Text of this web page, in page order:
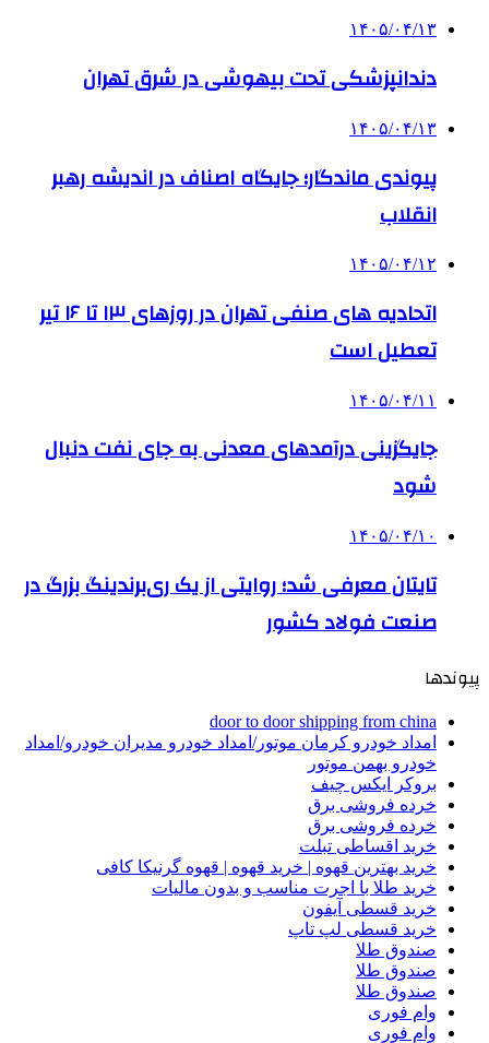
۱۴۰۵/۰۴/۱۳
دندانپزشکی تحت بیهوشی در شرق تهران
۱۴۰۵/۰۴/۱۳
پیوندی ماندگار؛ جایگاه اصناف در اندیشه رهبر
انقلاب
۱۴۰۵/۰۴/۱۲
اتحادیه های صنفی تهران در روزهای ۱۳ تا ۱۶ تیر
تعطیل است
۱۴۰۵/۰۴/۱۱
جایگزینی درآمدهای معدنی به جای نفت دنبال
شود
۱۴۰۵/۰۴/۱۰
تایتان معرفی شد؛ روایتی از یک ری‌برندینگ بزرگ در
صنعت فولاد کشور
پیوندها
door to door shipping from china
امداد خودرو کرمان موتور/امداد خودرو مدیران خودرو/امداد
خودرو بهمن موتور
بروکر ایکس چیف
خرده فروشی برق
خرده فروشی برق
خرید اقساطی تبلت
خرید بهترین قهوه | خرید قهوه | قهوه گرنیکا کافی
خرید طلا با اجرت مناسب و بدون مالیات
خرید قسطی آیفون
خرید قسطی لپ تاپ
صندوق طلا
صندوق طلا
صندوق طلا
وام فوری
وام فوری